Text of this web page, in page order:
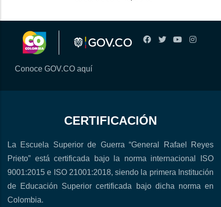
Conoce GOV.CO aquí
CERTIFICACIÓN
La Escuela Superior de Guerra “General Rafael Reyes
Prieto” está certificada bajo la norma internacional ISO
9001:2015 e ISO 21001:2018, siendo la primera Institución
de Educación Superior certificada bajo dicha norma en
Colombia.